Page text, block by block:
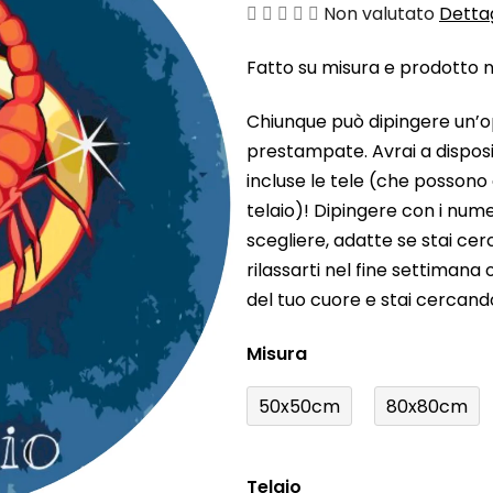
La
media
prodotto
è
0,0
su
5
stelle.
Non valutato
Fatto su misura e prodotto
Chiunque può dipingere
prestampate. Avrai a
incluse le tele (che
telaio)! Dipingere con i
scegliere, adatte se stai
rilassarti nel fine settimana
del tuo cuore e stai
Misura
50x50cm 80x80cm
Telaio